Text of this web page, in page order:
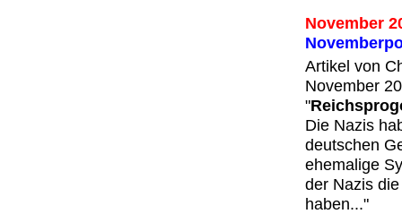
November
Artikel von
November
"
Die Nazis
deutschen
ehemalige
der Nazis
haben..."